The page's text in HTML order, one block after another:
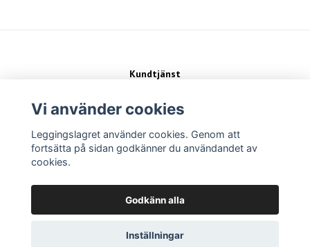
Kundtjänst
Köpvillkor
Sociala medier
Vi använder cookies
Leggingslagret använder cookies. Genom att
fortsätta på sidan godkänner du användandet av
cookies.
Godkänn alla
Inställningar